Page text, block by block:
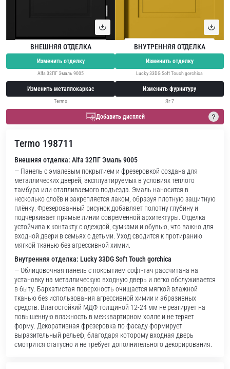
ВНЕШНЯЯ ОТДЕЛКА
Изменить отделку
Alfa 32ПГ Эмаль 9005
Изменить металлокаркас
Termo
ВНУТРЕННЯЯ ОТДЕЛКА
Изменить отделку
Lucky 33DG Soft Touch gorchica
Изменить фурнитуру
Яг-7
Добавить дисплей
Termo 198711
Внешняя отделка: Alfa 32ПГ Эмаль 9005
— Панель с эмалевым покрытием и фрезеровкой создана для
металлических дверей, эксплуатируемых в условиях тёплого
тамбура или отапливаемого подъезда. Эмаль наносится в
несколько слоёв и закрепляется лаком, образуя плотную защитную
плёнку. Фрезерованный рисунок добавляет полотну глубину и
подчёркивает прямые линии современной архитектуры. Отделка
устойчива к контакту с одеждой, сумками и обувью, что важно для
входной двери в семьях с детьми. Уход сводится к протиранию
мягкой тканью без агрессивной химии.
Внутренняя отделка: Lucky 33DG Soft Touch gorchica
— Облицовочная панель с покрытием софт-тач рассчитана на
установку на металлическую входную дверь и легко обслуживается
в быту. Бархатистая поверхность очищается мягкой влажной
тканью без использования агрессивной химии и абразивных
средств. Влагостойкий МДФ толщиной 12-24 мм не реагирует на
повышенную влажность в межквартирном холле и не теряет
форму. Декоративная фрезеровка по фасаду формирует
выразительный рельеф, благодаря которому входная дверь
смотрится статусно и не требует дополнительного декорирования.